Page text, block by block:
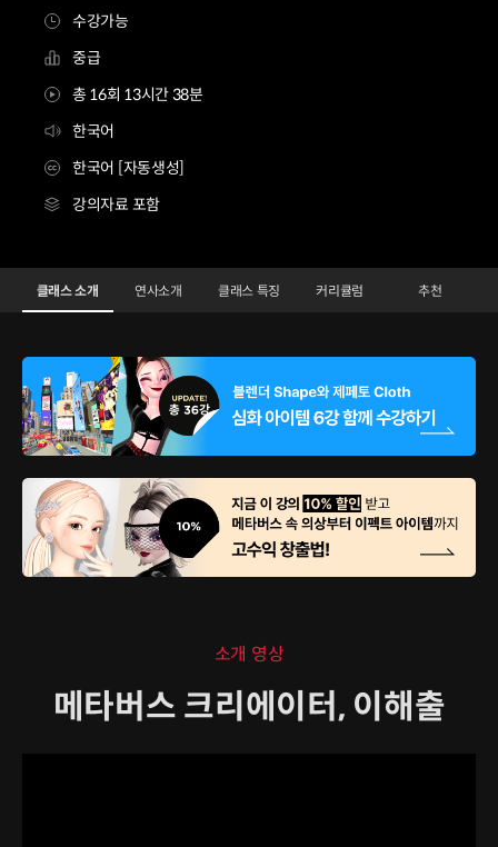
수강가능
중급
총 16회 13시간 38분
한국어
한국어 [자동생성]
강의자료 포함
메타버스 크리에이터 이해출 Details
Configuration Information Shortcuts
클래스 소개 연사소개 클래스 특징 커리큘럼 추천
소개 영상
메타버스 크리에이터, 이해출